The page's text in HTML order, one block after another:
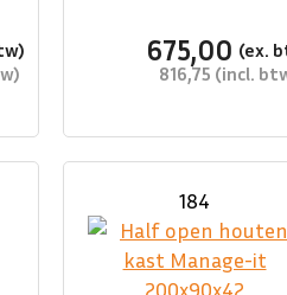
675,00
816,75
184